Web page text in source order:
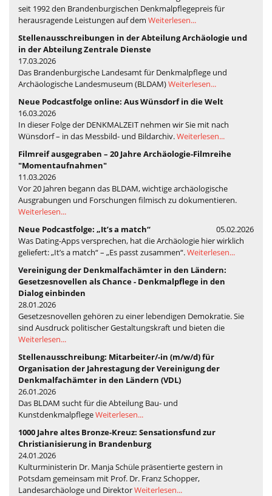
seit 1992 den Brandenburgischen Denkmalpflegepreis für
herausragende Leistungen auf dem Weiterlesen...
Stellenausschreibungen in der Abteilung Archäologie und
in der Abteilung Zentrale Dienste
17.03.2026
Das Brandenburgische Landesamt für Denkmalpflege und
Archäologische Landesmuseum (BLDAM)Weiterlesen...
Neue Podcastfolge online: Aus Wünsdorf in die Welt
16.03.2026
In dieser Folge der DENKMALZEIT nehmen wir Sie mit nach
Wünsdorf – in das Messbild- und Bildarchiv.Weiterlesen...
Filmreif ausgegraben – 20 Jahre Archäologie-Filmreihe
"Momentaufnahmen"
11.03.2026
Vor 20 Jahren begann das BLDAM, wichtige archäologische
Ausgrabungen und Forschungen filmisch zu dokumentieren.
Weiterlesen...
Neue Podcastfolge: „It’s a match“
05.02.2026
Was Dating-Apps versprechen, hat die Archäologie hier wirklich
geliefert: „It’s a match“ – „Es passt zusammen“.Weiterlesen...
Vereinigung der Denkmalfachämter in den Ländern:
Gesetzesnovellen als Chance - Denkmalpflege in den
Dialog einbinden
28.01.2026
Gesetzesnovellen gehören zu einer lebendigen Demokratie. Sie
sind Ausdruck politischer Gestaltungskraft und bieten die
Weiterlesen...
Stellenausschreibung: Mitarbeiter/-in (m/w/d) für
Organisation der Jahrestagung der Vereinigung der
Denkmalfachämter in den Ländern (VDL)
26.01.2026
Das BLDAM sucht für die Abteilung Bau- und
KunstdenkmalpflegeWeiterlesen...
1000 Jahre altes Bronze-Kreuz: Sensationsfund zur
Christianisierung in Brandenburg
24.01.2026
Kulturministerin Dr. Manja Schüle präsentierte gestern in
Potsdam gemeinsam mit Prof. Dr. Franz Schopper,
Landesarchäologe und DirektorWeiterlesen...